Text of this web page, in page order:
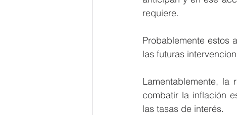
requiere.
Probablemente estos
las futuras
Lamentablemente, la
combatir la inflación
las tasas de interés.